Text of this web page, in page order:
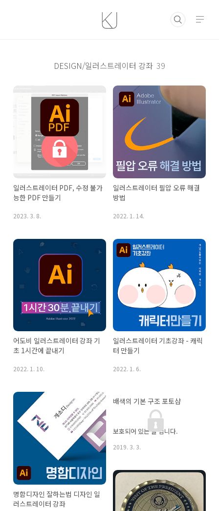
DESIGN/일러스트레이터 강좌 39
일러스트레이터 PDF, 수정 불가
능한 PDF 만들기
2023. 3. 8.
일러스트레이터 필압 오류 해결
방법
2022. 1. 14.
어도비 일러스트레이터 강좌 기
초 1시간에 끝내기
2022. 1. 10.
일러스트레이터 기초강좌 - 캐릭
터 만들기
2022. 1. 6.
명함디자인 잘하는법 디자인 일
러스트레이터 강좌
배색의 기본 구조 포토샵
보호되어 있는 글 입니다.
2019. 3. 3.